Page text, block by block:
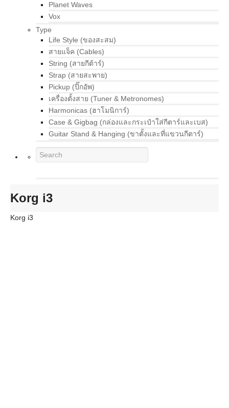
Planet Waves
Vox
Type
Life Style (ของสะสม)
สายแจ็ค (Cables)
String (สายกีต้าร์)
Strap (สายสะพาย)
Pickup (ปิ๊กอัพ)
เครื่องตั้งสาย (Tuner & Metronomes)
Harmonicas (ฮาโมนิการ์)
Case & Gigbag (กล่องและกระเป๋าใส่กีตาร์และเบส)
Guitar Stand & Hanging (ขาตั้งและที่แขวนกีตาร์)
Korg i3
Korg i3